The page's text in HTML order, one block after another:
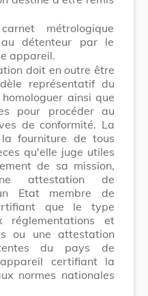
métrologique
détenteur par le
appareil.
doit en outre être
représentatif du
ainsi que
pour procéder au
de conformité. La
fourniture de tous
qu'elle juge utiles
de sa mission,
attestation de
Etat membre de
que le type
réglementations et
ou une attestation
du pays de
certifiant la
normes nationales